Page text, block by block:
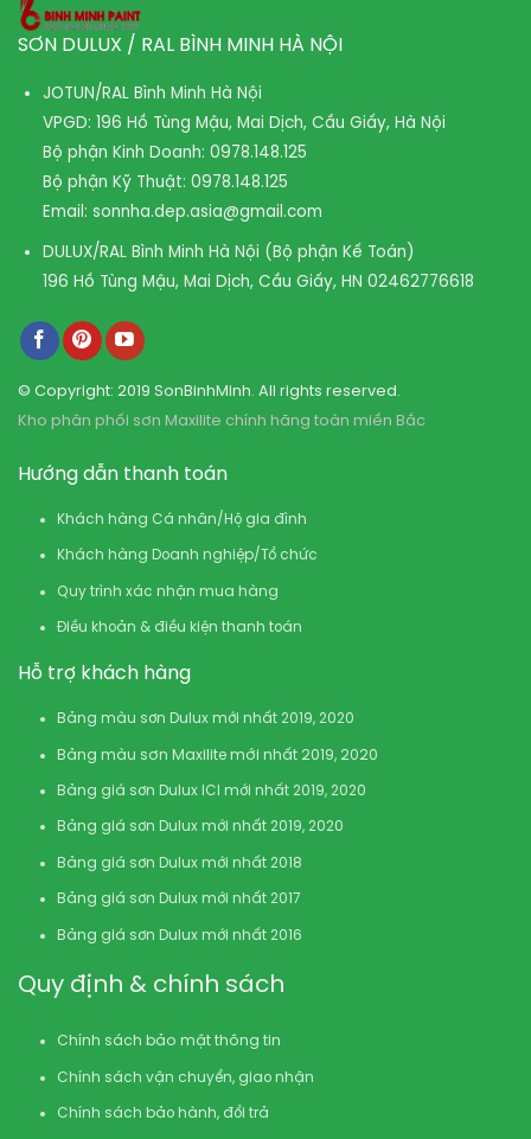
SƠN DULUX / RAL BÌNH MINH HÀ NỘI
JOTUN/RAL Bình Minh Hà Nội
VPGD: 196 Hồ Tùng Mậu, Mai Dịch, Cầu Giấy, Hà Nội
Bộ phận Kinh Doanh: 0978.148.125
Bộ phận Kỹ Thuật: 0978.148.125
Email: sonnha.dep.asia@gmail.com
DULUX/RAL Bình Minh Hà Nội (Bộ phận Kế Toán)
196 Hồ Tùng Mậu, Mai Dịch, Cầu Giấy, HN 02462776618
© Copyright: 2019 SonBinhMinh. All rights reserved.
Kho phân phối sơn Maxilite chính hãng toàn miền Bắc
Hướng dẫn thanh toán
Khách hàng Cá nhân/Hộ gia đình
Khách hàng Doanh nghiệp/Tổ chức
Quy trình xác nhận mua hàng
Điều khoản & điều kiện thanh toán
Hỗ trợ khách hàng
Bảng màu sơn Dulux mới nhất 2019, 2020
Bảng màu sơn Maxilite mới nhất 2019, 2020
Bảng giá sơn Dulux ICI mới nhất 2019, 2020
Bảng giá sơn Dulux mới nhất 2019, 2020
Bảng giá sơn Dulux mới nhất 2018
Bảng giá sơn Dulux mới nhất 2017
Bảng giá sơn Dulux mới nhất 2016
Quy định & chính sách
Chính sách bảo mật thông tin
Chính sách vận chuyển, giao nhận
Chính sách bảo hành, đổi trả